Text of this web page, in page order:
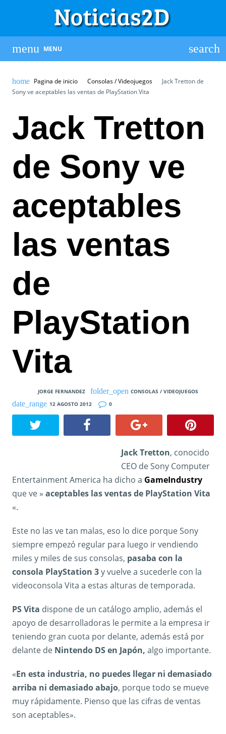
MENU
Pagina de inicio Consolas / Videojuegos
Jack Tretton de
Sony ve aceptables las ventas de PlayStation Vita
Jack Tretton
de Sony ve
aceptables
las ventas
de
PlayStation
Vita
JORGE FERNANDEZ
CONSOLAS / VIDEOJUEGOS
12 AGOSTO 2012
0
Jack Tretton, conocido
CEO de Sony Computer
Entertainment America ha dicho a GameIndustry
que ve » aceptables las ventas de PlayStation Vita
«.
Este no las ve tan malas, eso lo dice porque Sony
siempre empezó regular para luego ir vendiendo
miles y miles de sus consolas, pasaba con la
consola PlayStation 3y vuelve a sucederle con la
videoconsola Vita a estas alturas de temporada.
PS Vita dispone de un catálogo amplio, además el
apoyo de desarrolladoras le permite a la empresa ir
teniendo gran cuota por delante, además está por
delante de Nintendo DS en Japón, algo importante.
«En esta industria, no puedes llegar ni demasiado
arriba ni demasiado abajo, porque todo se mueve
muy rápidamente. Pienso que las cifras de ventas
son aceptables».